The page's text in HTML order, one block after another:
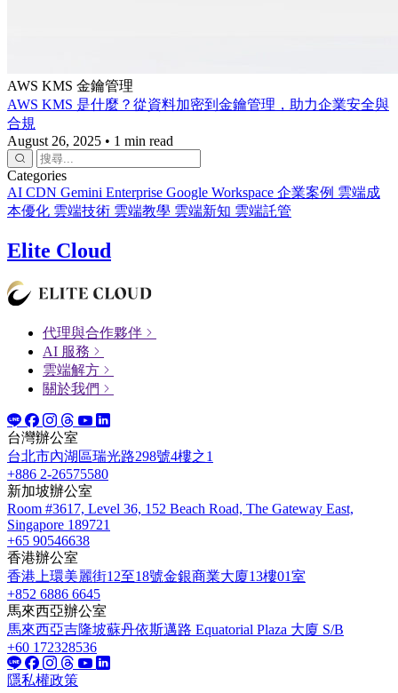
AWS KMS 金鑰管理
AWS KMS 是什麼？從資料加密到金鑰管理，助力企業安全與
合規
August 26, 2025 • 1 min read
Categories
AI CDN Gemini Enterprise Google Workspace 企業案例 雲端成
本優化 雲端技術 雲端教學 雲端新知 雲端託管
Elite Cloud
代理與合作夥伴
AI 服務
雲端解方
關於我們
台灣辦公室
台北市內湖區瑞光路298號4樓之1
+886 2-26575580
新加坡辦公室
Room #3617, Level 36, 152 Beach Road, The Gateway East,
Singapore 189721
+65 90546638
香港辦公室
香港上環美麗街12至18號金銀商業大廈13樓01室
+852 6886 6645
馬來西亞辦公室
馬來西亞吉隆坡蘇丹依斯邁路 Equatorial Plaza 大廈 S/B
+60 172328536
隱私權政策